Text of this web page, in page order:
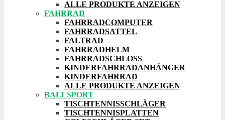
ALLE PRODUKTE ANZEIGEN
FAHRRAD
FAHRRADCOMPUTER
FAHRRADSATTEL
FALTRAD
FAHRRADHELM
FAHRRADSCHLOSS
KINDERFAHRRADANHÄNGER
KINDERFAHRRAD
ALLE PRODUKTE ANZEIGEN
BALLSPORT
TISCHTENNISSCHLÄGER
TISCHTENNISPLATTEN